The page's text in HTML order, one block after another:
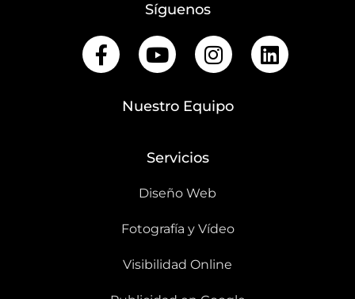
Síguenos
Nuestro Equipo
Servicios
Diseño Web
Fotografía y Vídeo
Visibilidad Online